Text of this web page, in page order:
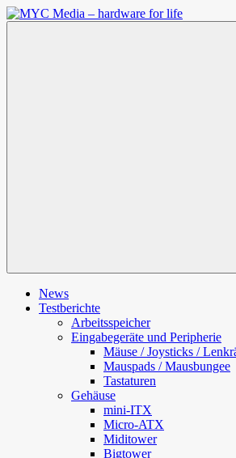
Zum
Inhalt
News
Testberichte
Arbeitsspeicher
Eingabegeräte und Peripherie
Mäuse / Joysticks /
Mauspads / Mausbungee
Tastaturen
Gehäuse
mini-ITX
Micro-ATX
Miditower
Bigtower